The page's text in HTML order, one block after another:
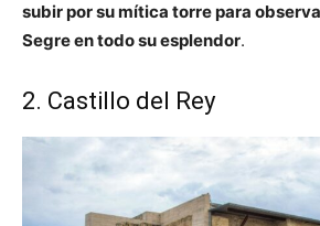
subir por su mítica torre para
Segre en todo su esplendor.
2. Castillo del Rey